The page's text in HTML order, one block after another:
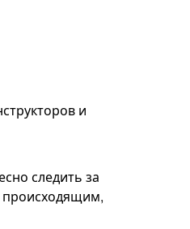
и
следить за
происходящим,